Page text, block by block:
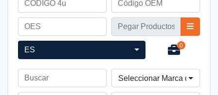
ES 0
Seleccionar Marca de